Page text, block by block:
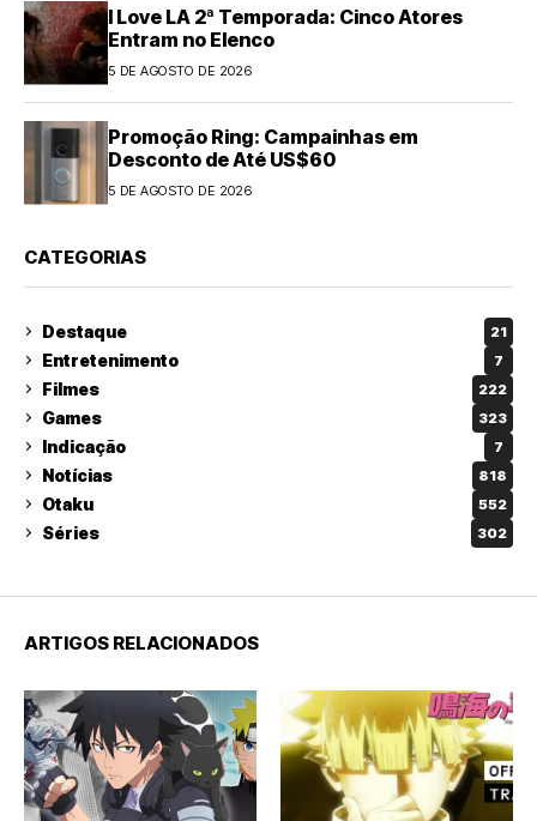
I Love LA 2ª Temporada: Cinco Atores
Entram no Elenco
5 DE AGOSTO DE 2026
Promoção Ring: Campainhas em
Desconto de Até US$60
5 DE AGOSTO DE 2026
CATEGORIAS
Destaque 21
Entretenimento 7
Filmes 222
Games 323
Indicação 7
Notícias 818
Otaku 552
Séries 302
ARTIGOS RELACIONADOS